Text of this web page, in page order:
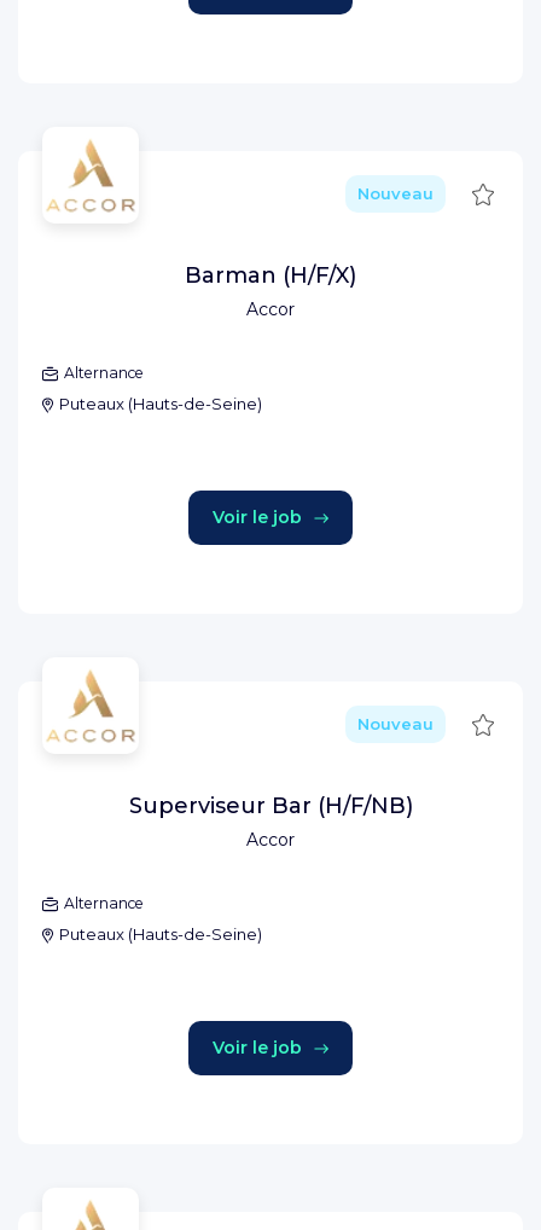
Accor
Nouveau
Barman (H/F/X)
Alternance
Puteaux (Hauts-de-Seine)
Voir le job
Accor
Nouveau
Superviseur Bar (H/F/NB)
Alternance
Puteaux (Hauts-de-Seine)
Voir le job